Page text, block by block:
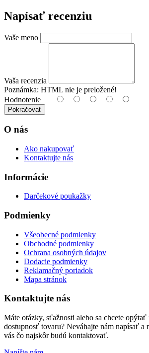
Napísať recenziu
Vaše meno
Vaša recenzia
Poznámka: HTML nie je preložené!
Hodnotenie
Pokračovať
O nás
Ako nakupovať
Kontaktujte nás
Informácie
Darčekové poukažky
Podmienky
Všeobecné podmienky
Obchodné podmienky
Ochrana osobných údajov
Dodacie podmienky
Reklamačný poriadok
Mapa stránok
Kontaktujte nás
Máte otázky, sťažnosti alebo sa chcete opýtať
dostupnosť tovaru? Neváhajte nám napísať a
vás čo najskôr budú kontaktovať.